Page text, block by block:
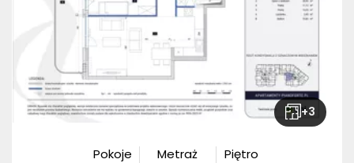
+3
Pokoje
Metraż
Piętro